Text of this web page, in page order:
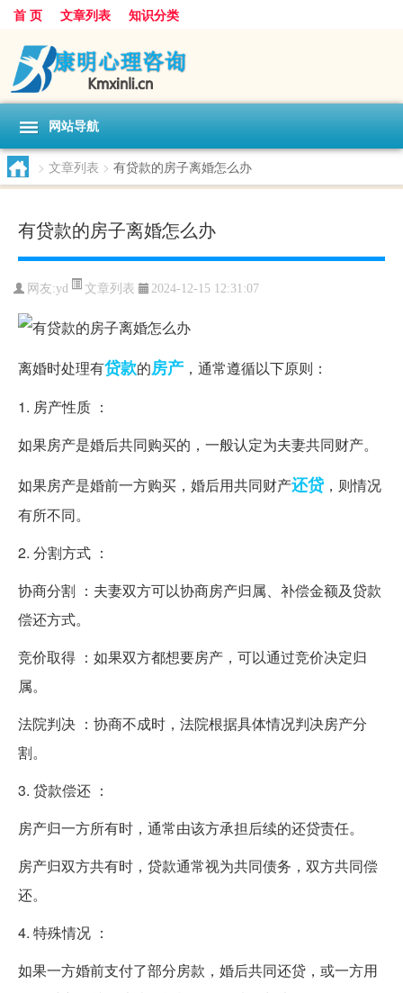
首 页 文章列表 知识分类
网站导航
> 文章列表 > 有贷款的房子离婚怎么办
有贷款的房子离婚怎么办
网友:yd 文章列表 2024-12-15 12:31:07
离婚时处理有贷款的房产 ，通常遵循以下原则：
1. 房产性质 ：
如果房产是婚后共同购买的，一般认定为夫妻共同财产。
如果房产是婚前一方购买，婚后用共同财产还贷 ，则情况
有所不同。
2. 分割方式 ：
协商分割 ：夫妻双方可以协商房产归属、补偿金额及贷款
偿还方式。
竞价取得 ：如果双方都想要房产，可以通过竞价决定归
属。
法院判决 ：协商不成时，法院根据具体情况判决房产分
割。
3. 贷款偿还 ：
房产归一方所有时，通常由该方承担后续的还贷责任。
房产归双方共有时，贷款通常视为共同债务，双方共同偿
还。
4. 特殊情况 ：
如果一方婚前支付了部分房款，婚后共同还贷，或一方用